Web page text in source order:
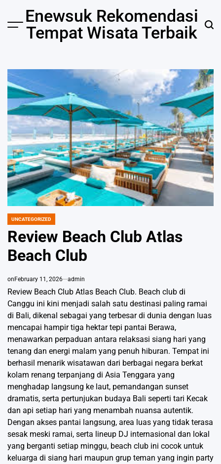
content
Menu
Enewsuk Rekomendasi
Tempat Wisata Terbaik
POSTED
UNCATEGORIZED
Review Beach Club Atlas
Beach Club
onFebruary 11, 2026 admin
Review Beach Club Atlas Beach Club. Beach club di
Canggu ini kini menjadi salah satu destinasi paling ramai
di Bali, dikenal sebagai yang terbesar di dunia dengan luas
mencapai hampir tiga hektar tepi pantai Berawa,
menawarkan perpaduan antara relaksasi siang hari yang
tenang dan energi malam yang penuh hiburan. Tempat ini
berhasil menarik wisatawan dari berbagai negara berkat
kolam renang terpanjang di Asia Tenggara yang
menghadap langsung ke laut, pemandangan sunset
dramatis, serta pertunjukan budaya Bali seperti tari Kecak
dan api setiap hari yang menambah nuansa autentik.
Dengan akses pantai langsung, area luas yang tidak terasa
sesak meski ramai, serta lineup DJ internasional dan lokal
yang berganti setiap minggu, beach club ini cocok untuk
keluarga di siang hari maupun grup teman yang ingin party